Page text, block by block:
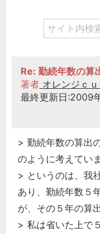
Re: 勤続年数の算
著者 オレンジｃｕ
最終更新日:2009
> 勤続年数の算出
のように考えてい
> というのは、我
あり、勤続年数５
が、その５年の算
> 私は省いた上で